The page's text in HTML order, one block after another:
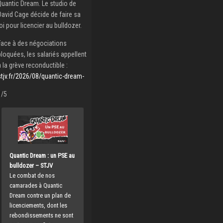
Dream. Le studio de
Cage décide de faire sa
loi pour licencier au bulldozer.
à des négociations
les salariés appellent
la grève reconductible :
2026/08/quantic-dream-
5
Quantic Dream : un PSE au
bulldozer – STJV
Le combat de nos
camarades à Quantic
Dream contre un plan de
licenciements, dont les
rebondissements ne sont